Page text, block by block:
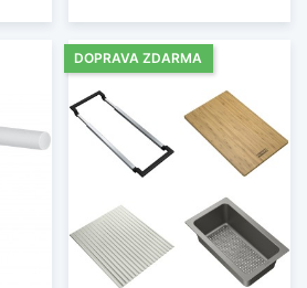
DOPRAVA ZDARMA